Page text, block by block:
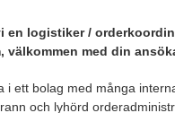
en logistiker /
välkommen med din
i ett bolag med många
och lyhörd